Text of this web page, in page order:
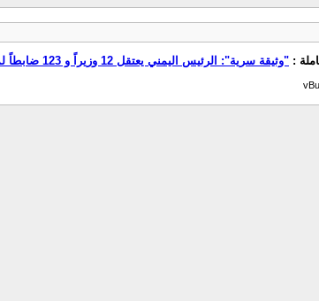
: "وثيقة سرية": الرئيس اليمني يعتقل 12 وزيراً و 123 ضابطاً لمنعهم من الانضمام للثوار